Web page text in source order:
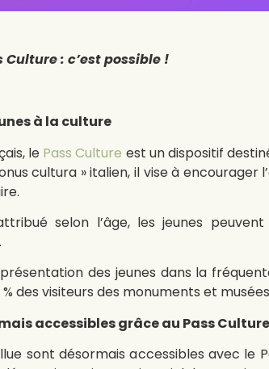
: c’est possible !
à la culture
le Pass Culture est un dispositif
cultura » italien, il vise à
selon l’âge, les jeunes
des jeunes dans la
des visiteurs des monuments et
accessibles grâce au Pass Culture
sont désormais accessibles avec le